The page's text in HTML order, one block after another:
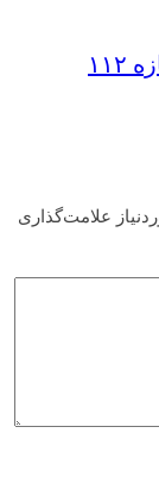
هزاران تن‌ باشندگان غزه در تشییع جنازه ۱۱۲
علامت‌گذاری